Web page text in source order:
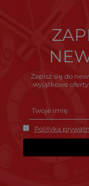
Zapisz się do
wyjątkowe
Polityka